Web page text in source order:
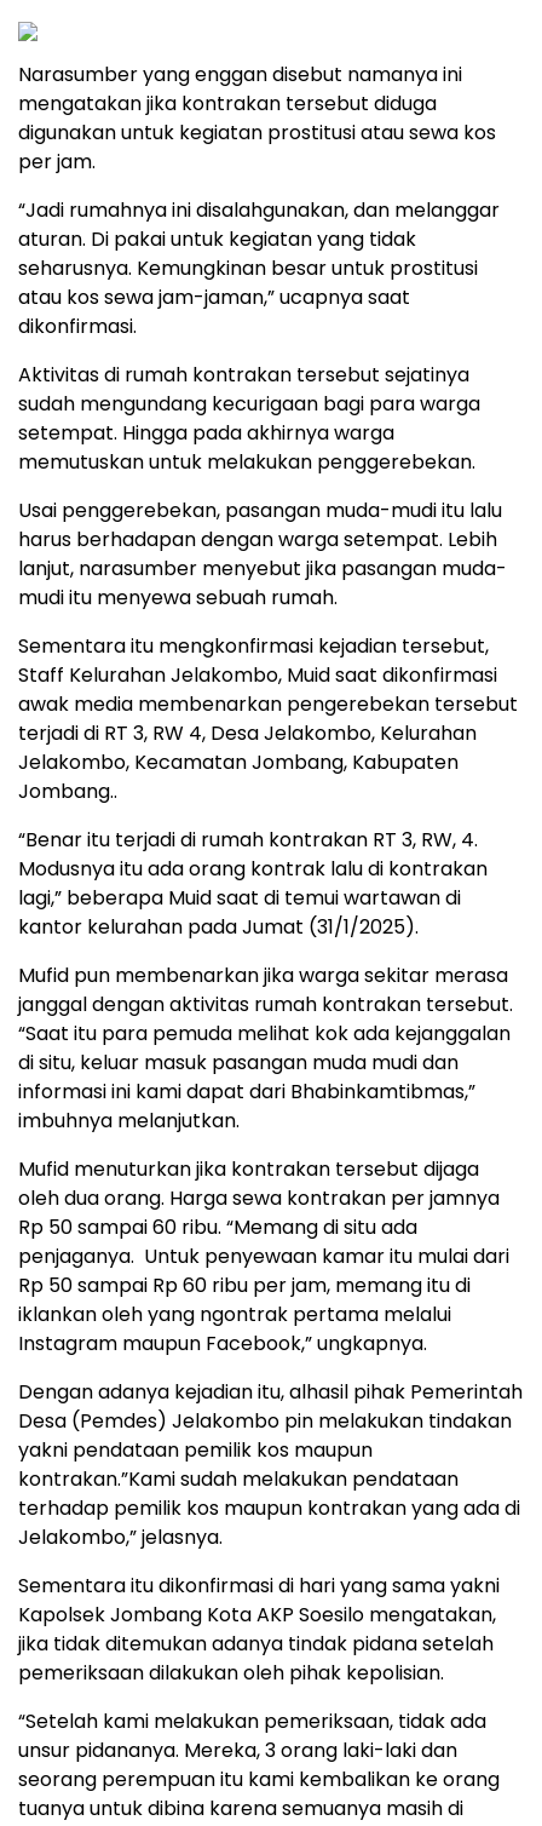
Narasumber yang enggan disebut namanya ini
mengatakan jika kontrakan tersebut diduga
digunakan untuk kegiatan prostitusi atau sewa kos
per jam.
“Jadi rumahnya ini disalahgunakan, dan melanggar
aturan. Di pakai untuk kegiatan yang tidak
seharusnya. Kemungkinan besar untuk prostitusi
atau kos sewa jam-jaman,” ucapnya saat
dikonfirmasi.
Aktivitas di rumah kontrakan tersebut sejatinya
sudah mengundang kecurigaan bagi para warga
setempat. Hingga pada akhirnya warga
memutuskan untuk melakukan penggerebekan.
Usai penggerebekan, pasangan muda-mudi itu lalu
harus berhadapan dengan warga setempat. Lebih
lanjut, narasumber menyebut jika pasangan muda-
mudi itu menyewa sebuah rumah.
Sementara itu mengkonfirmasi kejadian tersebut,
Staff Kelurahan Jelakombo, Muid saat dikonfirmasi
awak media membenarkan pengerebekan tersebut
terjadi di RT 3, RW 4, Desa Jelakombo, Kelurahan
Jelakombo, Kecamatan Jombang, Kabupaten
Jombang..
“Benar itu terjadi di rumah kontrakan RT 3, RW, 4.
Modusnya itu ada orang kontrak lalu di kontrakan
lagi,” beberapa Muid saat di temui wartawan di
kantor kelurahan pada Jumat (31/1/2025).
Mufid pun membenarkan jika warga sekitar merasa
janggal dengan aktivitas rumah kontrakan tersebut.
“Saat itu para pemuda melihat kok ada kejanggalan
di situ, keluar masuk pasangan muda mudi dan
informasi ini kami dapat dari Bhabinkamtibmas,”
imbuhnya melanjutkan.
Mufid menuturkan jika kontrakan tersebut dijaga
oleh dua orang. Harga sewa kontrakan per jamnya
Rp 50 sampai 60 ribu. “Memang di situ ada
penjaganya. Untuk penyewaan kamar itu mulai dari
Rp 50 sampai Rp 60 ribu per jam, memang itu di
iklankan oleh yang ngontrak pertama melalui
Instagram maupun Facebook,” ungkapnya.
Dengan adanya kejadian itu, alhasil pihak Pemerintah
Desa (Pemdes) Jelakombo pin melakukan tindakan
yakni pendataan pemilik kos maupun
kontrakan.”Kami sudah melakukan pendataan
terhadap pemilik kos maupun kontrakan yang ada di
Jelakombo,” jelasnya.
Sementara itu dikonfirmasi di hari yang sama yakni
Kapolsek Jombang Kota AKP Soesilo mengatakan,
jika tidak ditemukan adanya tindak pidana setelah
pemeriksaan dilakukan oleh pihak kepolisian.
“Setelah kami melakukan pemeriksaan, tidak ada
unsur pidananya. Mereka, 3 orang laki-laki dan
seorang perempuan itu kami kembalikan ke orang
tuanya untuk dibina karena semuanya masih di